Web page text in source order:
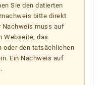
Sie den datierten
bitte direkt
Nachweis muss auf
Webseite, das
oder den tatsächlichen
Ein Nachweis auf